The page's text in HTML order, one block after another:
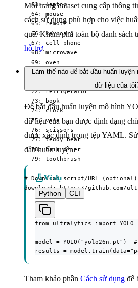
  63: laptop
  64: mouse
  65: remote
  66: keyboard
  67: cell phone
  68: microwave
  69: oven
  70: toaster
  72: refrigerator
  73: book
  74: clock
  75: vase
  76: scissors
  77: teddy bear
  78: hair drier
  79: toothbrush
# Download script/URL (optional)
download: https://github.com/
Mỗi trang dataset cung cấp thông
cách sử dụng phù hợp cho việc
quả. Khám phá toàn bộ danh sách
hỗ trợ.
Làm thế nào để bắt đầu huấn
dữ liệu của
Để bắt đầu huấn luyện mô hình
dữ liệu của bạn được định dạng
được xác định trong tệp YAML.
đầu huấn luyện:
Ví dụ
Python
CLI
from ultralytics import YOLO
model = YOLO("yolo26n.pt")
results =
Tham khảo phần Cách sử dụng để